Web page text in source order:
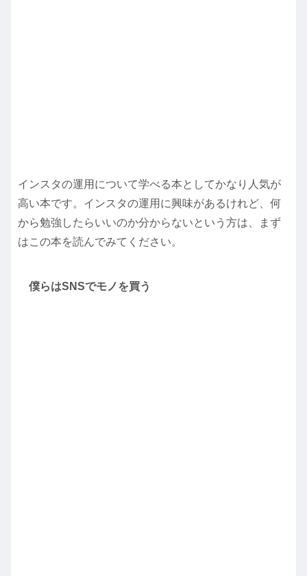
インスタの運用について学べる本としてかなり人気が
高い本です。インスタの運用に興味があるけれど、何
から勉強したらいいのか分からないという方は、まず
はこの本を読んでみてください。
僕らはSNSでモノを買う